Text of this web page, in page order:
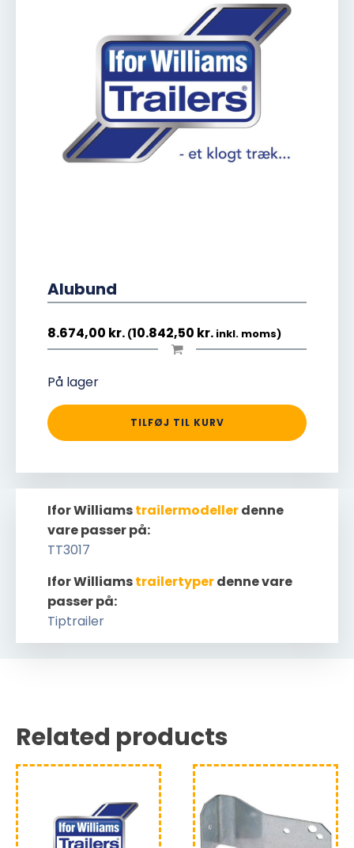
Alubund
8.674,00 kr. (10.842,50 kr. inkl. moms)
På lager
TILFØJ TIL KURV
Ifor Williamstrailertyperdenne vare
passer på:
Tiptrailer
Ifor Williamstrailermodellerdenne
vare passer på:
TT3017
Related products